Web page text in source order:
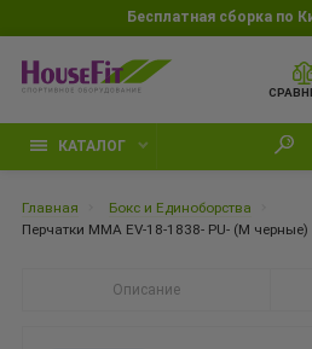
Бесплатная сборка по
КАТАЛОГ
Главная
Бокс и Единоборства
Перчатки MMA EV-18-1838- PU- (M черные)
Описание